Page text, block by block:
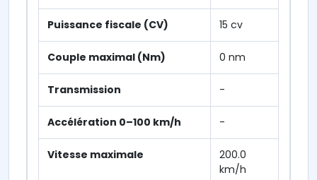
Puissance fiscale (CV) 15 cv
Couple maximal (Nm) 0 nm
Transmission -
Accélération 0–100 km/h -
Vitesse maximale
200.0
km/h